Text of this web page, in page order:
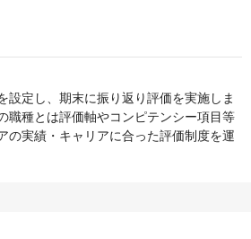
設定し、期末に振り返り評価を実施しま
職種とは評価軸やコンピテンシー項目等
の実績・キャリアに合った評価制度を運